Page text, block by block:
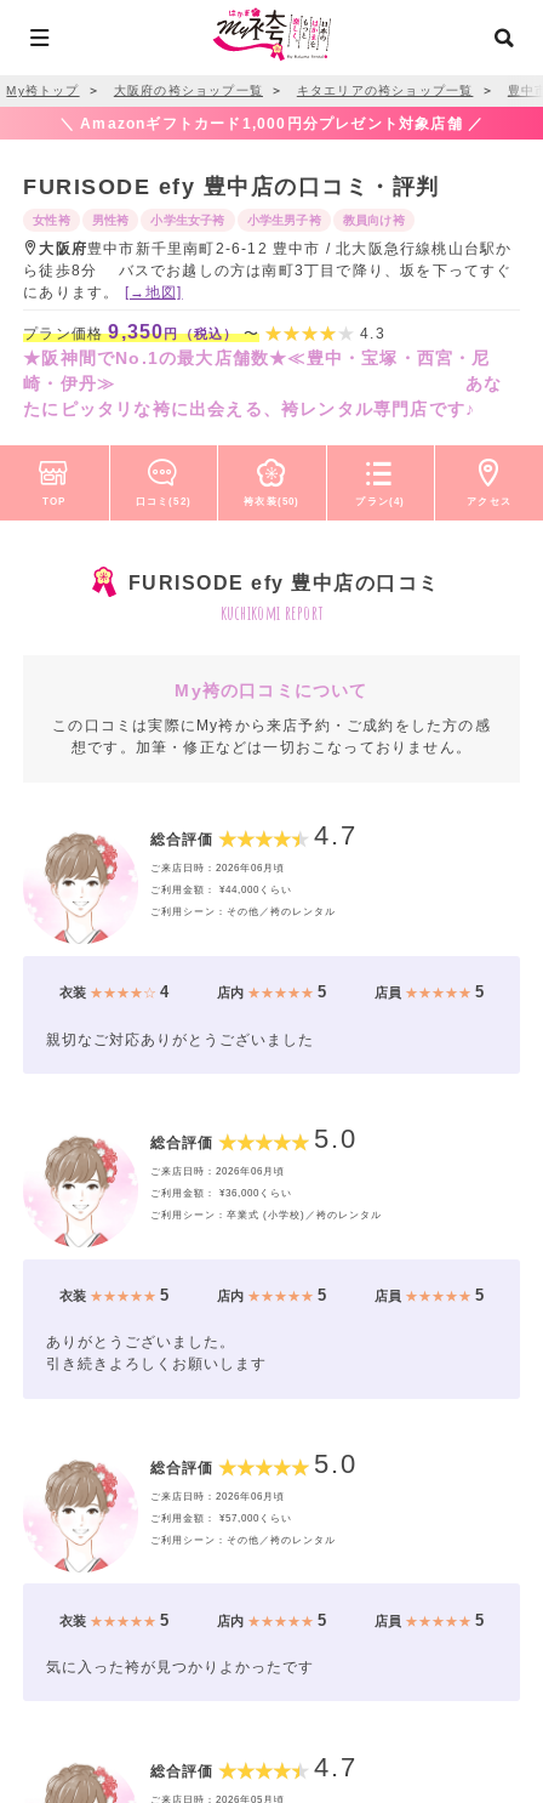
My袴トップ ＞ 大阪府の袴ショップ一覧 ＞ キタエリアの袴ショップ一覧 ＞ 豊中
＼ Amazonギフトカード1,000円分プレゼント対象店舗 ／
FURISODE efy 豊中店の口コミ・評判
女性袴 男性袴 小学生女子袴 小学生男子袴 教員向け袴
大阪府豊中市新千里南町2-6-12 豊中市 / 北大阪急行線桃山台駅か
ら徒歩8分 バスでお越しの方は南町3丁目で降り、坂を下ってすぐ
にあります。 [→地図]
プラン価格9,350円（税込）〜 4.3
★阪神間でNo.1の最大店舗数★≪豊中・宝塚・西宮・尼
崎・伊丹≫ あな
たにピッタリな袴に出会える、袴レンタル専門店です♪
TOP 口コミ(52) 袴衣装(50) プラン(4) アクセス
FURISODE efy 豊中店の口コミ
kuchikomi report
My袴の口コミについて
この口コミは実際にMy袴から来店予約・ご成約をした方の感
想です。加筆・修正などは一切おこなっておりません。
総合評価 4.7
ご来店日時：2026年06月頃
ご利用金額： ¥44,000くらい
ご利用シーン：その他／袴のレンタル
衣装★★★★☆ 4 店内★★★★★ 5 店員 ★★★★★5
親切なご対応ありがとうございました
総合評価 5.0
ご来店日時：2026年06月頃
ご利用金額： ¥36,000くらい
ご利用シーン：卒業式 (小学校)／袴のレンタル
衣装★★★★★ 5 店内★★★★★ 5 店員 ★★★★★5
ありがとうございました。
引き続きよろしくお願いします
総合評価 5.0
ご来店日時：2026年06月頃
ご利用金額： ¥57,000くらい
ご利用シーン：その他／袴のレンタル
衣装★★★★★ 5 店内★★★★★ 5 店員 ★★★★★5
気に入った袴が見つかりよかったです
総合評価 4.7
ご来店日時：2026年05月頃